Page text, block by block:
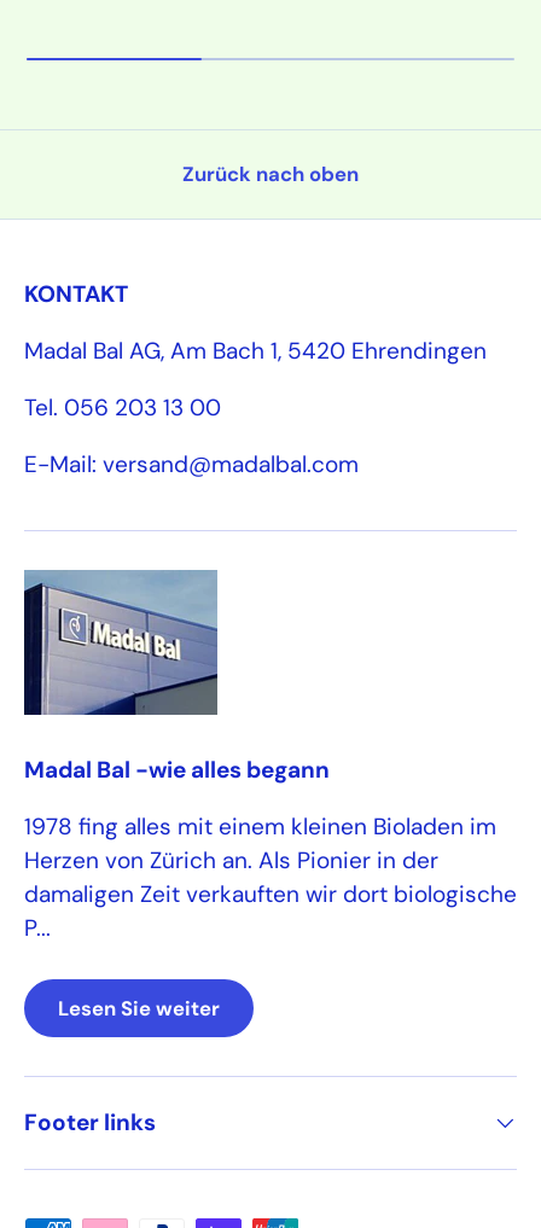
Zurück nach oben
KONTAKT
Madal Bal AG, Am Bach 1, 5420 Ehrendingen
Tel. 056 203 13 00
E-Mail: versand@madalbal.com
Madal Bal -wie alles begann
1978 fing alles mit einem kleinen Bioladen im
Herzen von Zürich an. Als Pionier in der
damaligen Zeit verkauften wir dort biologische
P...
Lesen Sie weiter
Footer links